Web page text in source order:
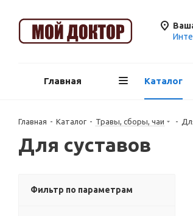
Главная Каталог
Главная - Каталог - Травы, сборы, чаи -
Для суставов
Фильтр по параметрам